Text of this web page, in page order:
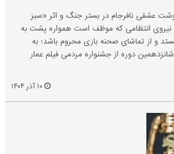
عشقی نافرجام در بستر جنگ و اثر «سبز
انتظامی که موظف است همواره پشت به
و از تماشای صحنه بازی محروم باشد؛ به
دوره از جشنواره مردمی فیلم عمار